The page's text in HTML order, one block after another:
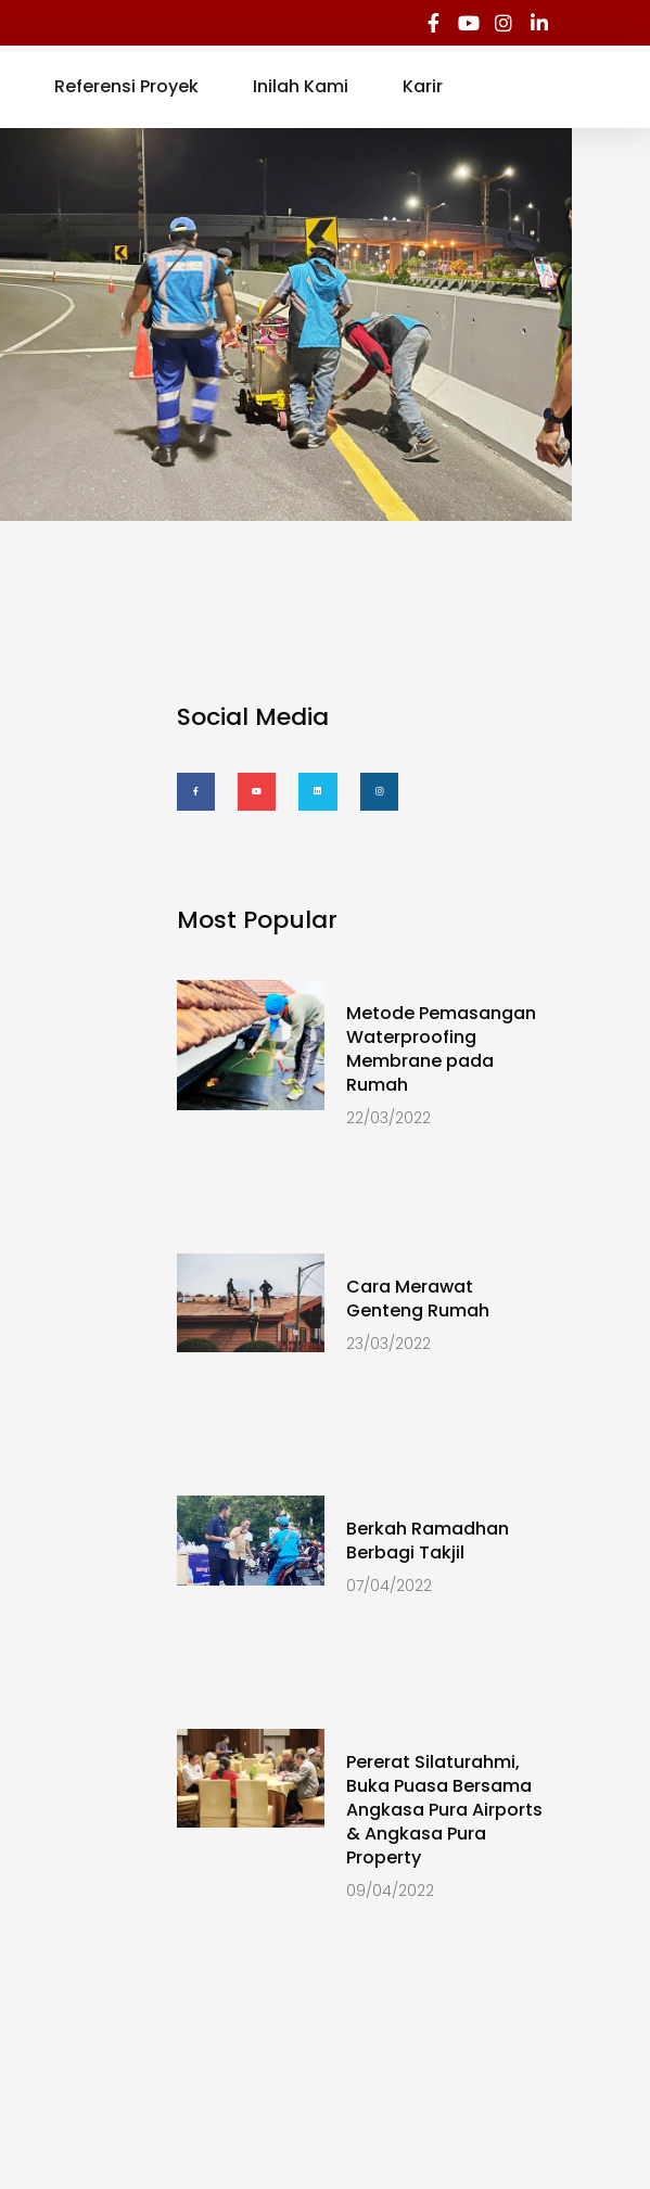
Referensi Proyek Inilah Kami Karir
Social Media
Most Popular
Metode Pemasangan
Waterproofing
Membrane pada
Rumah
22/03/2022
Cara Merawat
Genteng Rumah
23/03/2022
Berkah Ramadhan
Berbagi Takjil
07/04/2022
Pererat Silaturahmi,
Buka Puasa Bersama
Angkasa Pura Airports
& Angkasa Pura
Property
09/04/2022